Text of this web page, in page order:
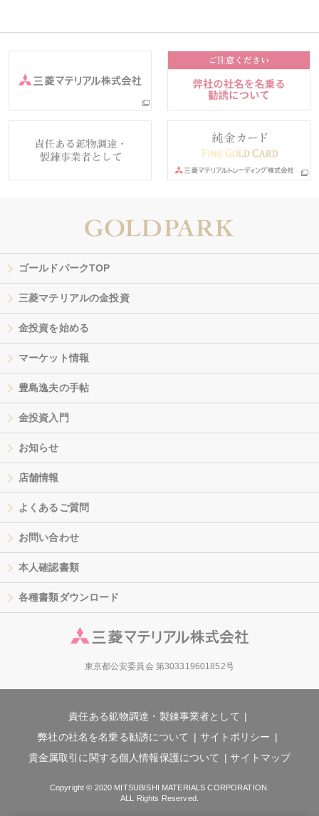
ゴールドパークTOP
三菱マテリアルの金投資
金投資を始める
マーケット情報
豊島逸夫の手帖
金投資入門
お知らせ
店舗情報
よくあるご質問
お問い合わせ
本人確認書類
各種書類ダウンロード
東京都公安委員会 第303319601852号
責任ある鉱物調達・製錬事業者として
弊社の社名を名乗る勧誘について
サイトポリシー
貴金属取引に関する個人情報保護について
サイトマップ
Copyright © 2020 MITSUBISHI MATERIALS CORPORATION.
ALL Rights Reserved.